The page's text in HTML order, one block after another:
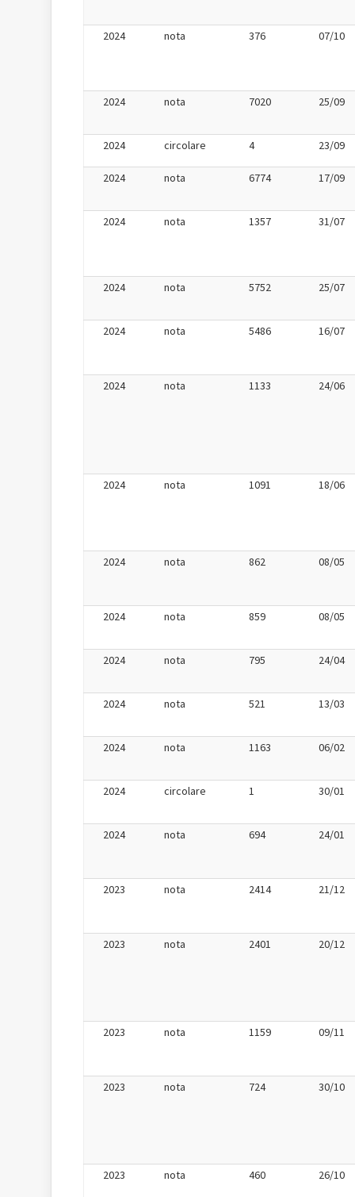
2024 nota 376 07/10
2024 nota 7020 25/09
2024 circolare 4 23/09
2024 nota 6774 17/09
2024 nota 1357 31/07
2024 nota 5752 25/07
2024 nota 5486 16/07
2024 nota 1133 24/06
2024 nota 1091 18/06
2024 nota 862 08/05
2024 nota 859 08/05
2024 nota 795 24/04
2024 nota 521 13/03
2024 nota 1163 06/02
2024 circolare 1 30/01
2024 nota 694 24/01
2023 nota 2414 21/12
2023 nota 2401 20/12
2023 nota 1159 09/11
2023 nota 724 30/10
2023 nota 460 26/10